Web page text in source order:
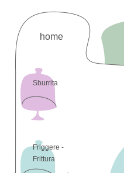
home
Sburrita
Friggere -
Frittura